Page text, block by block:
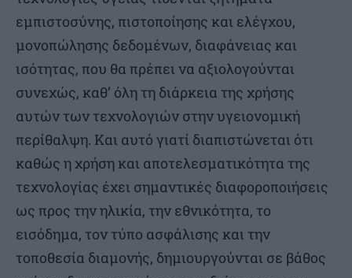
εμπιστοσύνης, πιστοποίησης και ελέγχου,
μονοπώλησης δεδομένων, διαφάνειας και
ισότητας, που θα πρέπει να αξιολογούνται
συνεχώς, καθ’ όλη τη διάρκεια της χρήσης
αυτών των τεχνολογιών στην υγειονομική
περίθαλψη. Και αυτό γιατί διαπιστώνεται ότι
καθώς η χρήση και αποτελεσματικότητα της
τεχνολογίας έχει σημαντικές διαφοροποιήσεις
ως προς την ηλικία, την εθνικότητα, το
εισόδημα, τον τύπο ασφάλισης και την
τοποθεσία διαμονής, δημιουργούνται σε βάθος